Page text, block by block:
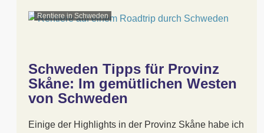
Rentiere in Schweden
Schweden Tipps für Provinz
Skåne: Im gemütlichen Westen
von Schweden
Einige der Highlights in der Provinz Skåne habe ich